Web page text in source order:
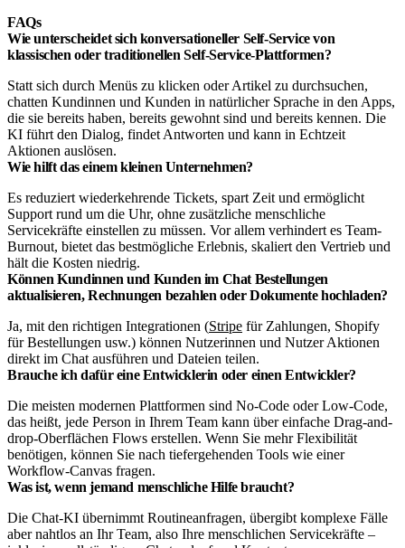
FAQs
Wie unterscheidet sich konversationeller Self-Service von
klassischen oder traditionellen Self-Service-Plattformen?
Statt sich durch Menüs zu klicken oder Artikel zu durchsuchen,
chatten Kundinnen und Kunden in natürlicher Sprache in den Apps,
die sie bereits haben, bereits gewohnt sind und bereits kennen. Die
KI führt den Dialog, findet Antworten und kann in Echtzeit
Aktionen auslösen.
Wie hilft das einem kleinen Unternehmen?
Es reduziert wiederkehrende Tickets, spart Zeit und ermöglicht
Support rund um die Uhr, ohne zusätzliche menschliche
Servicekräfte einstellen zu müssen. Vor allem verhindert es Team-
Burnout, bietet das bestmögliche Erlebnis, skaliert den Vertrieb und
hält die Kosten niedrig.
Können Kundinnen und Kunden im Chat Bestellungen
aktualisieren, Rechnungen bezahlen oder Dokumente hochladen?
Ja, mit den richtigen Integrationen (Stripe für Zahlungen, Shopify
für Bestellungen usw.) können Nutzerinnen und Nutzer Aktionen
direkt im Chat ausführen und Dateien teilen.
Brauche ich dafür eine Entwicklerin oder einen Entwickler?
Die meisten modernen Plattformen sind No-Code oder Low-Code,
das heißt, jede Person in Ihrem Team kann über einfache Drag-and-
drop-Oberflächen Flows erstellen. Wenn Sie mehr Flexibilität
benötigen, können Sie nach tiefergehenden Tools wie einer
Workflow-Canvas fragen.
Was ist, wenn jemand menschliche Hilfe braucht?
Die Chat-KI übernimmt Routineanfragen, übergibt komplexe Fälle
aber nahtlos an Ihr Team, also Ihre menschlichen Servicekräfte –